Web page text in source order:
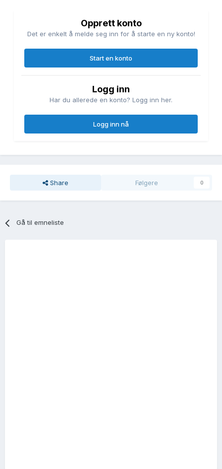
Opprett konto
Det er enkelt å melde seg inn for å starte en ny konto!
Start en konto
Logg inn
Har du allerede en konto? Logg inn her.
Logg inn nå
Share Følgere 0
Gå til emneliste